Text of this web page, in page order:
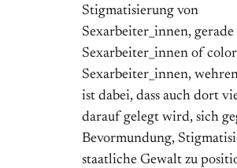
Stigmatisierung von
Sexarbeiter_innen, gerade
Sexarbeiter_innen of
Sexarbeiter_innen,
ist dabei, dass auch dort
darauf gelegt wird, sich
Bevormundung,
staatliche Gewalt zu